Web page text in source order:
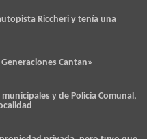
Riccheri y tenía una
Cantan»
y de Policia Comunal,